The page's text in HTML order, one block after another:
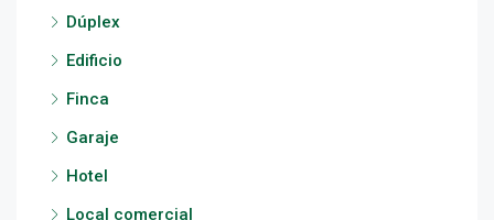
Dúplex
Edificio
Finca
Garaje
Hotel
Local comercial